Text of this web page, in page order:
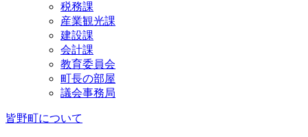
税務課
産業観光課
建設課
会計課
教育委員会
町長の部屋
議会事務局
皆野町について